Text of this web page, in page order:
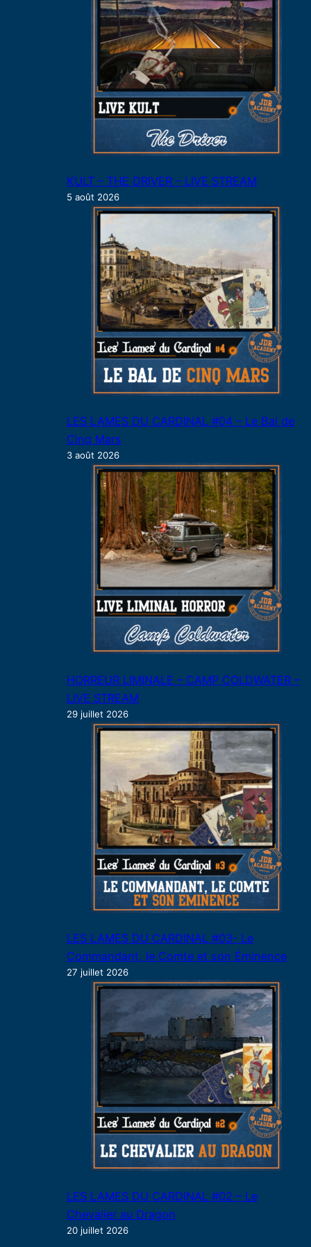
KULT – THE DRIVER – LIVE STREAM
5 août 2026
LES LAMES DU CARDINAL #04 – Le Bal de
Cinq Mars
3 août 2026
HORREUR LIMINALE – CAMP COLDWATER –
LIVE STREAM
29 juillet 2026
LES LAMES DU CARDINAL #03- Le
Commandant, le Comte et son Éminence
27 juillet 2026
LES LAMES DU CARDINAL #02 – Le
Chevalier au Dragon
20 juillet 2026